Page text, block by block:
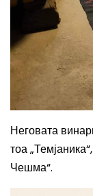
Неговата
тоа
Чешма“.